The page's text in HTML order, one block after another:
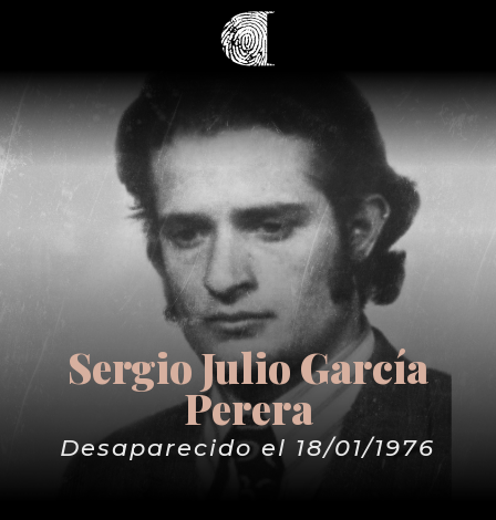
Sergio Julio García
Perera
Desaparecido el 18/01/1976